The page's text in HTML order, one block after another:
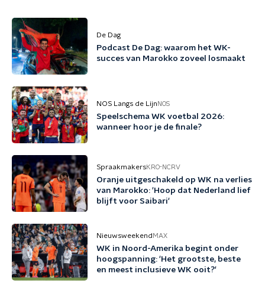
De Dag
Podcast De Dag: waarom het WK-
succes van Marokko zoveel losmaakt
NOS Langs de Lijn NOS
Speelschema WK voetbal 2026:
wanneer hoor je de finale?
SpraakmakersKRO-NCRV
Oranje uitgeschakeld op WK na verlies
van Marokko: 'Hoop dat Nederland lief
blijft voor Saibari'
Nieuwsweekend MAX
WK in Noord-Amerika begint onder
hoogspanning: 'Het grootste, beste
en meest inclusieve WK ooit?'